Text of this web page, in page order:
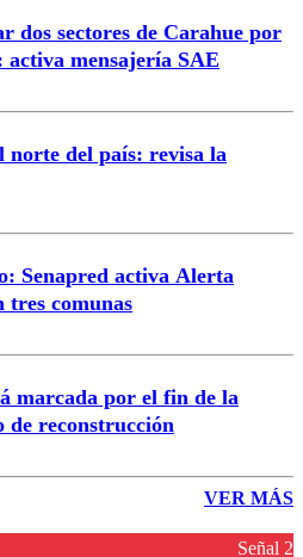
dos sectores de Carahue por
activa mensajería SAE
norte del país: revisa la
Senapred activa Alerta
tres comunas
marcada por el fin de la
de reconstrucción
VER MÁS
Señal 2